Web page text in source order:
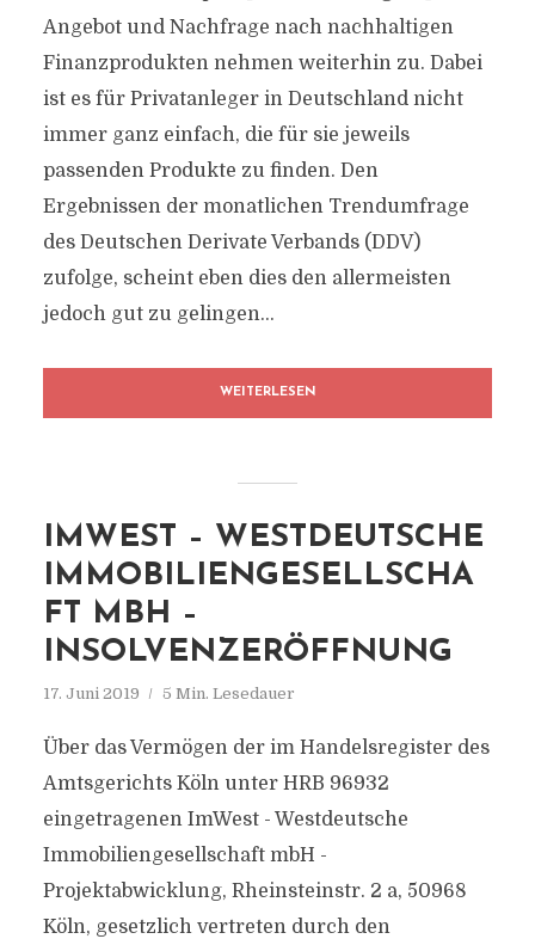
Angebot und Nachfrage nach nachhaltigen
Finanzprodukten nehmen weiterhin zu. Dabei
ist es für Privatanleger in Deutschland nicht
immer ganz einfach, die für sie jeweils
passenden Produkte zu finden. Den
Ergebnissen der monatlichen Trendumfrage
des Deutschen Derivate Verbands (DDV)
zufolge, scheint eben dies den allermeisten
jedoch gut zu gelingen...
WEITERLESEN
IMWEST – WESTDEUTSCHE
IMMOBILIENGESELLSCHA
FT MBH –
INSOLVENZERÖFFNUNG
17. Juni 2019 5 Min. Lesedauer
Über das Vermögen der im Handelsregister des
Amtsgerichts Köln unter HRB 96932
eingetragenen ImWest - Westdeutsche
Immobiliengesellschaft mbH -
Projektabwicklung, Rheinsteinstr. 2 a, 50968
Köln, gesetzlich vertreten durch den